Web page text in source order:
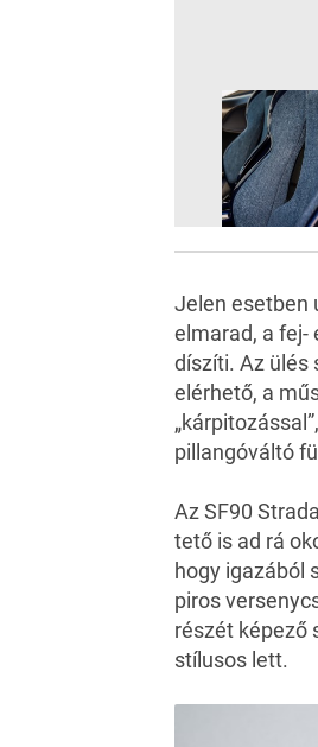
Jelen esetben
elmarad, a fej-
díszíti. Az ülés
elérhető, a
pillangóváltó
Az SF90
tető is ad rá
hogy igazából
piros
részét képező
stílusos lett.